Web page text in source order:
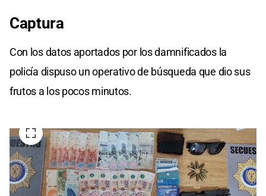
Captura
Con los datos aportados por los damnificados la
policía dispuso un operativo de búsqueda que dio sus
frutos a los pocos minutos.